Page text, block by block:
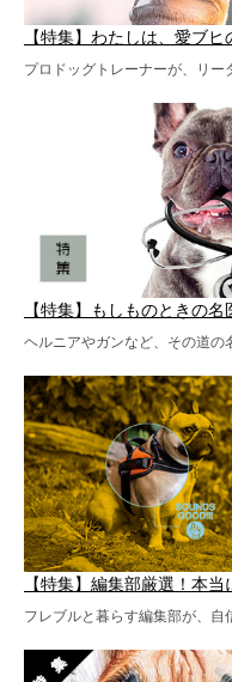
【特集】わたしは、愛ブヒ
プロドッグトレーナーが、リー
【特集】もしものときの名
ヘルニアやガンなど、その道の
【特集】編集部厳選！本
フレブルと暮らす編集部が、